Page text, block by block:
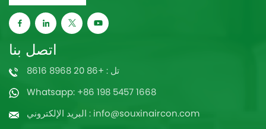
اتصل بنا
تل : +86 20 8968 8616
Whatsapp: +86 198 5457 1668
البريد الإلكتروني : info@souxinaircon.com